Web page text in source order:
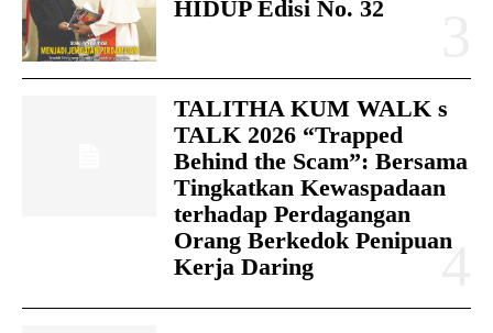
HIDUP Edisi No. 32
TALITHA KUM WALK s
TALK 2026 “Trapped
Behind the Scam”: Bersama
Tingkatkan Kewaspadaan
terhadap Perdagangan
Orang Berkedok Penipuan
Kerja Daring